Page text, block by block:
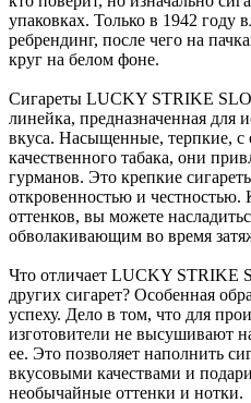
упаковках. Только в 1942 году
ребрендинг, после чего на
круг на белом фоне.
Сигареты LUCKY STRIKE
линейка, предназначенная для
вкуса. Насыщенные, терпкие, с
качественного табака, они
гурманов. Это крепкие
откровенностью и
оттенков, вы можете
обволакивающим во время
Что отличает LUCKY STRIKE
других сигарет? Особенная
успеху. Дело в том, что для
изготовители не высушивают
ее. Это позволяет наполнить
вкусовыми качествами и
необычайные оттенки и нотки.